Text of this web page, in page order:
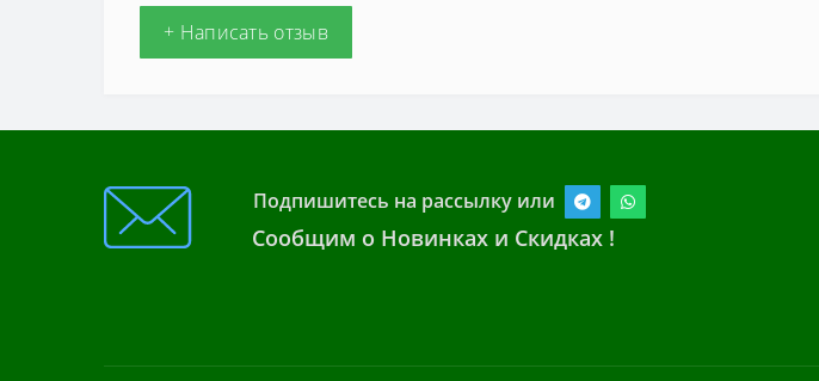
+ Написать отзыв
Подпишитесь на рассылку или
Сообщим о Новинках и Скидках !